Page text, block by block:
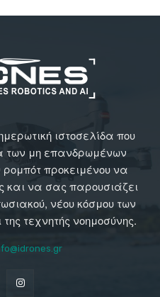
ιστοσελίδα που
των μη επανδρωμένων
προκειμένου να
και να σας παρουσιάζει
νέου κόσμου των
τεχνητής νοημοσύνης.